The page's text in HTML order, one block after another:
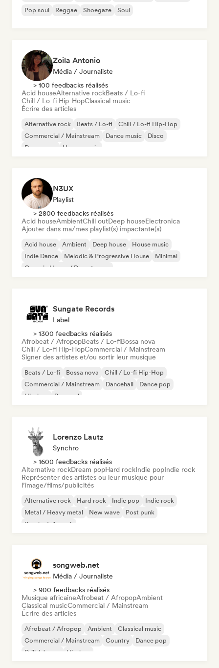
Pop soul
Reggae Shoegaze Soul
Zoila Antonio
Média / Journaliste
> 100 feedbacks réalisés
Acid houseAlternative rockBeats / Lo-fi
Chill / Lo-fi Hip-HopClassical music
Écrire des articles
Alternative rock Beats / Lo-fi
Chill / Lo-fi Hip-Hop
Commercial / Mainstream
Dance music
Disco
Dream pop
House music
N3UX
Playlist
> 2800 feedbacks réalisés
Acid houseAmbientChill outDeep houseElectronica
Ajouter dans ma/mes playlist(s) impactante(s)
Acid house Ambient Deep house
House music
Indie Dance
Melodic & Progressive House
Minimal
Organic House / Downtempo
Sungate Records
Label
> 1300 feedbacks réalisés
Afrobeat / AfropopBeats / Lo-fiBossa nova
Chill / Lo-fi Hip-HopCommercial / Mainstream
Signer des artistes et/ou sortir leur musique
Beats / Lo-fi Bossa nova
Chill / Lo-fi Hip-Hop
Commercial / Mainstream
Dancehall
Dance pop
Hip-hop
Pop soul
Lorenzo Lautz
Synchro
> 1600 feedbacks réalisés
Alternative rockDream popHard rockIndie popIndie rock
Représenter des artistes ou leur musique pour
l’image/films/publicités
Alternative rock Hard rock Indie pop
Indie rock
Metal / Heavy metal
New wave
Post punk
Psychedelic rock
songweb.net
Média / Journaliste
> 900 feedbacks réalisés
Musique africaineAfrobeat / AfropopAmbient
Classical musicCommercial / Mainstream
Écrire des articles
Afrobeat / Afropop Ambient
Classical music
Commercial / Mainstream
Country
Dance pop
Drill / Jersey
Hip-hop